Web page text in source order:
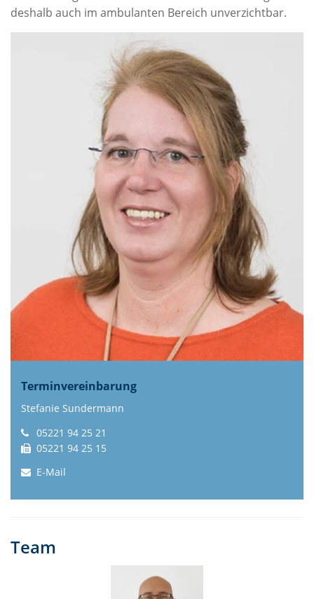
deshalb auch im ambulanten Bereich unverzichtbar.
Terminvereinbarung
Stefanie Sundermann
05221 94 25 21
05221 94 25 15
E-Mail
Team